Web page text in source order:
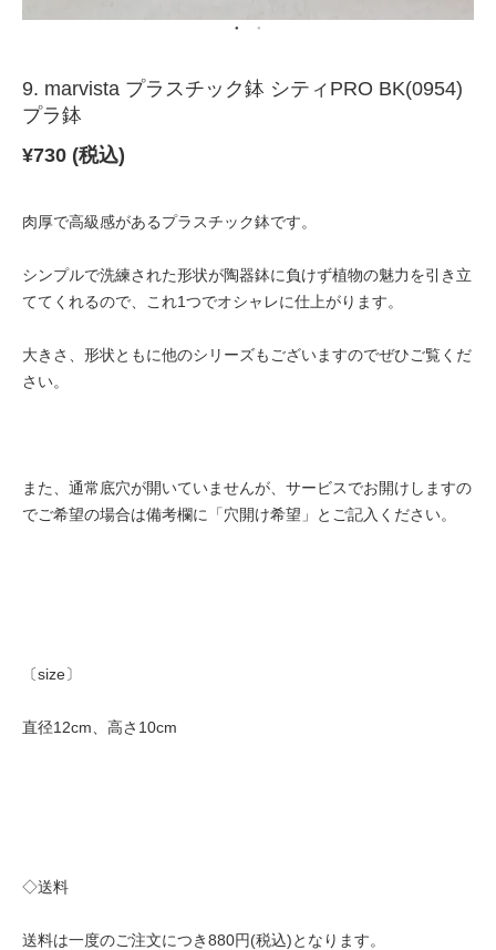
9. marvista プラスチック鉢 シティPRO BK(0954)
プラ鉢
¥730 (税込)
肉厚で高級感があるプラスチック鉢です。
シンプルで洗練された形状が陶器鉢に負けず植物の魅力を引き立
ててくれるので、これ1つでオシャレに仕上がります。
大きさ、形状ともに他のシリーズもございますのでぜひご覧くだ
さい。
また、通常底穴が開いていませんが、サービスでお開けしますの
でご希望の場合は備考欄に「穴開け希望」とご記入ください。
〔size〕
直径12cm、高さ10cm
◇送料
送料は一度のご注文につき880円(税込)となります。